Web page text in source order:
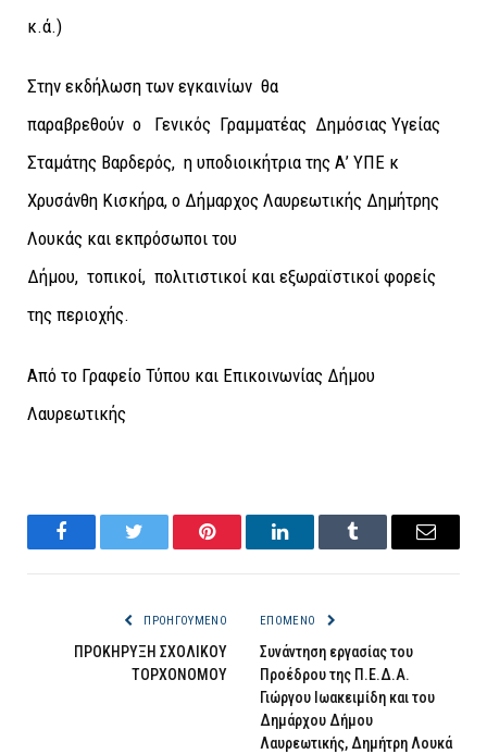
κ.ά.)
Στην εκδήλωση των εγκαινίων θα
παραβρεθούν ο Γενικός Γραμματέας Δημόσιας Υγείας
Σταμάτης Βαρδερός, η υποδιοικήτρια της Α’ ΥΠΕ κ
Χρυσάνθη Κισκήρα, ο Δήμαρχος Λαυρεωτικής Δημήτρης
Λουκάς και εκπρόσωποι του
Δήμου, τοπικοί, πολιτιστικοί και εξωραϊστικοί φορείς
της περιοχής.
Από το Γραφείο Τύπου και Επικοινωνίας Δήμου
Λαυρεωτικής
FacebookTwitter Pinterest LinkedInTumblr Email
ΠΡΟΗΓΟΎΜΕΝΟ
ΠΡΟΚΗΡΥΞΗ ΣΧΟΛΙΚΟΥ
ΤΟΡΧΟΝΟΜΟΥ
ΕΠΌΜΕΝΟ
Συνάντηση εργασίας του
Προέδρου της Π.Ε.Δ.Α.
Γιώργου Ιωακειμίδη και του
Δημάρχου Δήμου
Λαυρεωτικής, Δημήτρη Λουκά